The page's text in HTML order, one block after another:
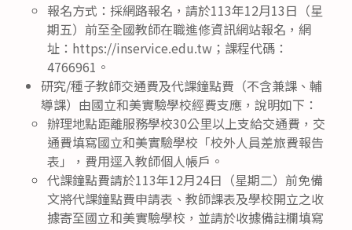
報名方式：採網路報名，請於113年12月13日（星
期五）前至全國教師在職進修資訊網站報名，網
址：https://inservice.edu.tw；課程代碼：
4766961。
研究/種子教師交通費及代課鐘點費（不含兼課、輔
導課）由國立和美實驗學校經費支應，說明如下：
辦理地點距離服務學校30公里以上支給交通費，交
通費填寫國立和美實驗學校「校外人員差旅費報告
表」，費用逕入教師個人帳戶。
代課鐘點費請於113年12月24日（星期二）前免備
文將代課鐘點費申請表、教師課表及學校開立之收
據寄至國立和美實驗學校，並請於收據備註欄填寫